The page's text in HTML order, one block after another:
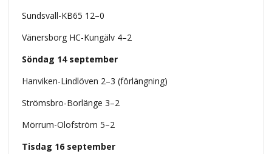
Sundsvall-KB65 12–0
Vänersborg HC-Kungälv4–2
Söndag 14 september
Hanviken-Lindlöven 2–3 (förlängning)
Strömsbro-Borlänge 3–2
Mörrum-Olofström 5–2
Tisdag 16 september